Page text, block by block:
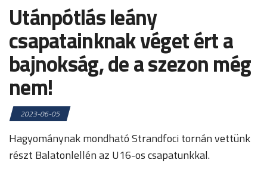
Utánpótlás leány
csapatainknak véget ért a
bajnokság, de a szezon még
nem!
2023-06-05
Hagyománynak mondható Strandfoci tornán vettünk
részt Balatonlellén az U16-os csapatunkkal.